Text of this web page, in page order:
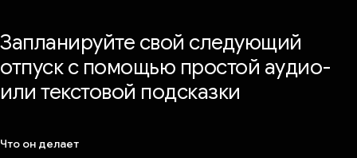
Запланируйте свой следующий
отпуск с помощью простой аудио-
или текстовой подсказки
Что он делает